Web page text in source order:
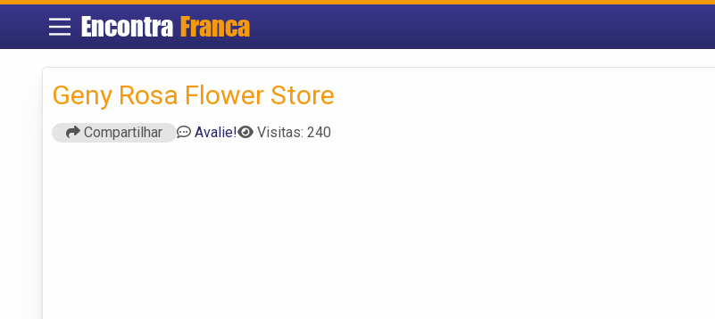
Encontra Franca
Geny Rosa Flower Store
Compartilhar Avalie! Visitas: 240